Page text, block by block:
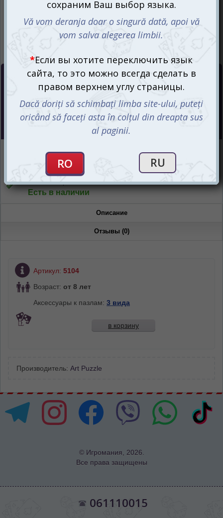
Цена :
99 mdl
Есть в наличии
Магазин “Игромания”
Есть в наличии
Описание
Отзывы (0)
Артикул: 5104
Возраст: от 8 лет
Аксессуары к пазлам: 3 вида
в корзину
Производитель: Art Puzzle
© Игромания, 2026.
Все права защищены
061110015